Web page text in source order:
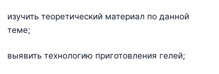
изучить теоретический материал по данной
теме;
выявить технологию приготовления гелей;